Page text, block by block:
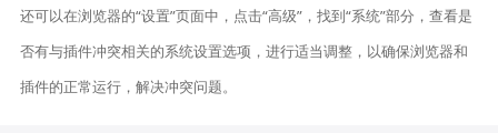
还可以在浏览器的“设置”页面中，点击“高级”，找到“系统”部分，查看是
否有与插件冲突相关的系统设置选项，进行适当调整，以确保浏览器和
插件的正常运行，解决冲突问题。